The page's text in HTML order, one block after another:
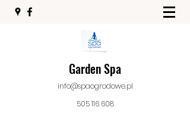
Garden Spa
info@spaogrodowe.pl
505 116 608